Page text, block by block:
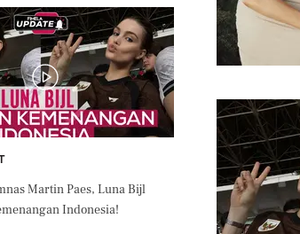
Martin Paes, Luna Bijl
Indonesia!